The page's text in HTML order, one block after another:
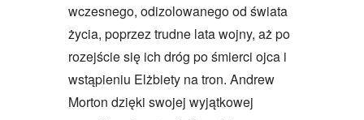
wczesnego, odizolowanego od świata
życia, poprzez trudne lata wojny, aż po
rozejście się ich dróg po śmierci ojca i
wstąpieniu Elżbiety na tron. Andrew
Morton dzięki swojej wyjątkowej